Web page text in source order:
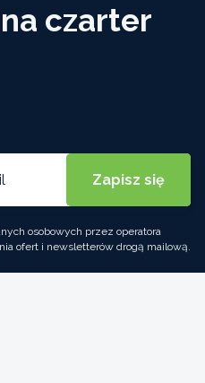
na czarter
osobowych przez operatora
ofert i newsletterów drogą mailową.